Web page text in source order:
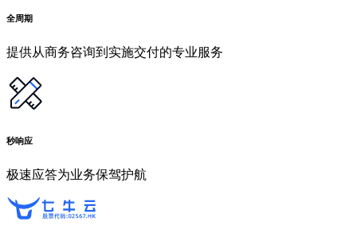
全周期
提供从商务咨询到实施交付的专业服务
秒响应
极速应答为业务保驾护航